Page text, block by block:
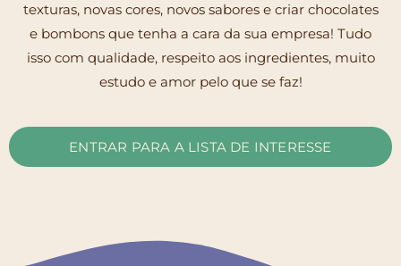
texturas, novas cores, novos sabores e criar chocolates
e bombons que tenha a cara da sua empresa! Tudo
isso com qualidade, respeito aos ingredientes, muito
estudo e amor pelo que se faz!
ENTRAR PARA A LISTA DE INTERESSE